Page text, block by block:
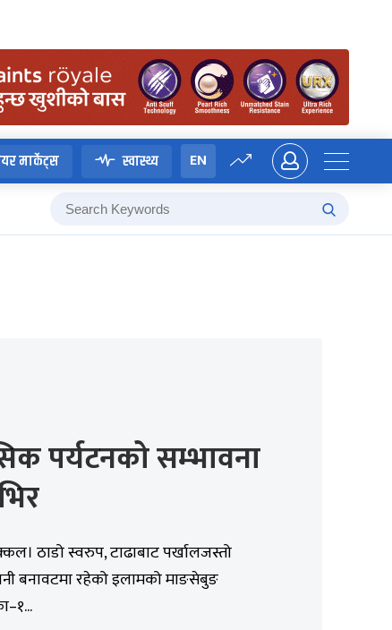
मार्केट्स स्वास्थ्य EN
पर्यटनको सम्भावना
ठाडो स्वरुप, टाढाबाट पर्खालजस्तो
बनावटमा रहेको इलामको माङसेबुङ